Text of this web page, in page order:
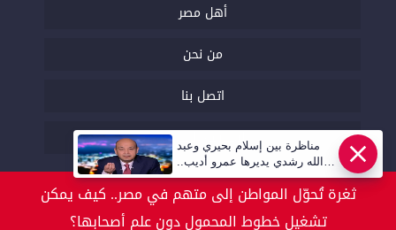
أهل مصر
من نحن
اتصل بنا
السياسة التحريرية
عاجل
ثغرة تُحوّل المواطن إلى متهم في مصر.. كيف يمكن
تشغيل خطوط المحمول دون علم أصحابها؟
مناظرة بين إسلام بحيري وعبد
الله رشدي يديرها عمرو أديب..
قريبا | أهل مصر